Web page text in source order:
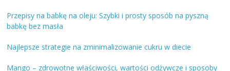
Przepisy na babkę na oleju: Szybki i prosty sposób na pyszną
babkę bez masła
Najlepsze strategie na zminimalizowanie cukru w diecie
Mango – zdrowotne właściwości, wartości odżywcze i sposoby